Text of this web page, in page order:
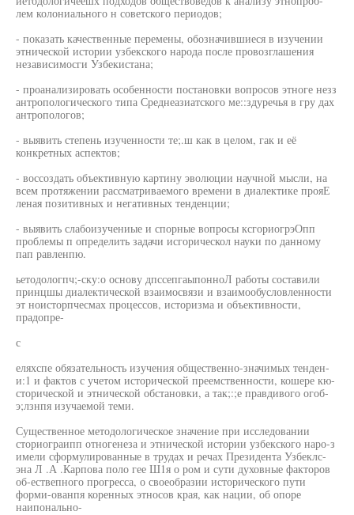
лем колониального н советского периодов;
- показать качественные перемены, обозначившиеся в изучении
этнической истории узбекского народа после провозглашения
независимосги Узбекистана;
- проанализировать особенности постановки вопросов этноге незз
антропологического типа Среднеазиатского ме::здуречья в гру дах
антропологов;
- выявить степень изученности те;.ш как в целом, гак и её
конкретных аспектов;
- воссоздать объективную картину эволюции научной мысли, на
всем протяжении рассматриваемого времени в диалектике прояЕ
леная позитивных и негативных тенденции;
- выявить слабоизучениые и спорные вопросы ксгориогрэОпп
проблемы п определить задачи исгорическол науки по данному
пап равленпю.
ьетодологпч;-ску:о основу дпссепгаыпонноЛ работы составили
принцшы диалектической взаимосвязи и взаимообусловленности
эт ноисторпчесмах процессов, историзма и объективности,
прадопре-
с
еляхспе обязательность изучения общественно-значимых тенден-
и:1 и фактов с учетом исторической преемственности, кошере кю-
сторической и этнической обстановки, а так;:;е правдивого огоб-
э;лзнпя изучаемой теми.
Существенное методологическое значение при исследовании
сториограипп отногенеза и этнической истории узбекского наро-з
имели сформулированные в трудах и речах Президента Узбеклс-
эна Л .А .Карпова поло гее Ш1я о ром и сути духовные факторов
об-ествепного прогресса, о своеобразии исторического пути
форми-ованпя коренных этносов края, как нации, об опоре
наипонально-